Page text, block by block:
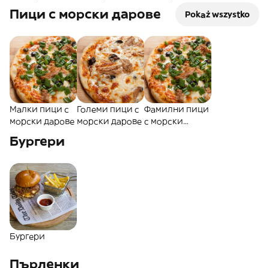
Пици с морски дарове Pokaż wszystko
Малки пици с
морски дарове
Големи пици с
морски дарове
Фамилни пици
с морски
Бургери
Бургери
Пърленки